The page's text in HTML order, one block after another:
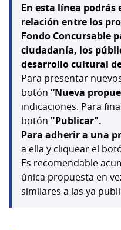
En esta línea podrás
relación entre los
Fondo Concursable
ciudadanía, los
desarrollo cultural
Para presentar
botón “Nueva
indicaciones. Para
botón "Publicar".
Para adherir a una
a ella y cliquear el
Es recomendable
única propuesta en
similares a las ya